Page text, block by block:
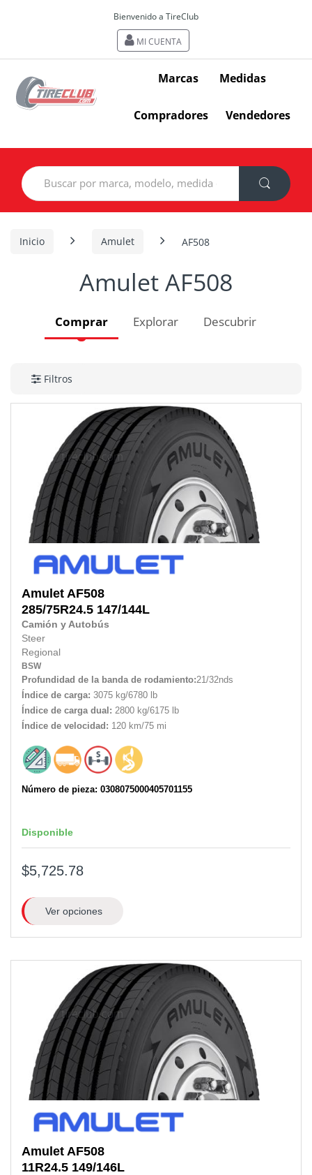
Bienvenido a TireClub
MI CUENTA
Marcas Medidas
Compradores Vendedores
Search
for:
Inicio Amulet AF508
Amulet AF508
Comprar Explorar Descubrir
Filtros
Amulet AF508
285/75R24.5 147/144L
Camión y Autobús
Steer
Regional
BSW
Profundidad de la banda de rodamiento:21/32nds
Índice de carga: 3075 kg/6780 lb
Índice de carga dual: 2800 kg/6175 lb
Índice de velocidad: 120 km/75 mi
Número de pieza: 0308075000405701155
Disponible
$5,725.78
Ver opciones
Amulet AF508
11R24.5 149/146L